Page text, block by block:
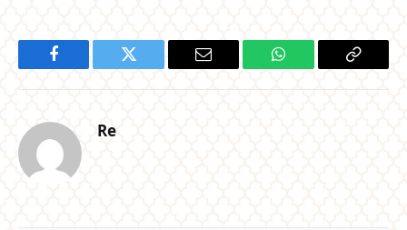
Facebook Twitter Email WhatsApp Copy
Re